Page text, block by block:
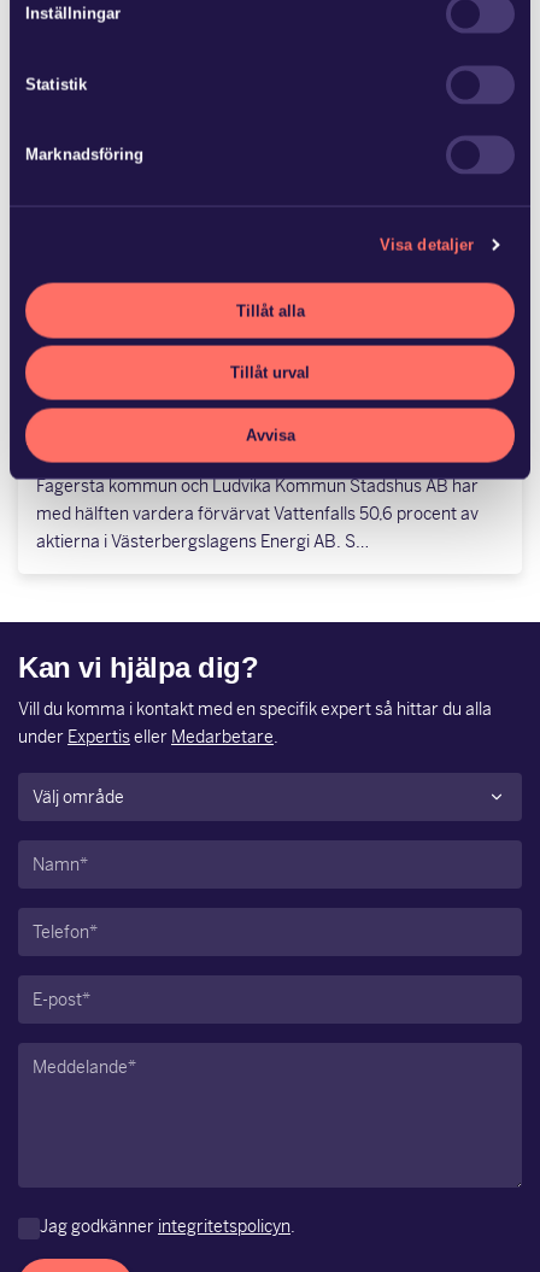
Inställningar
Statistik
Marknadsföring
Visa detaljer
Tillåt alla
Tillåt urval
Avvisa
JUN 25 2026
Advokatfirman Glimstedt har biträtt
ägarna till Baker Tilly…
Advokatfirman Glimstedt har biträtt ägarna till Baker Tilly
Norrköping AB vid försäljning av bolaget och dess
Advokatfirman Glimstedt har biträtt
Ludvika Kommun Stadshus…
Fagersta kommun och Ludvika Kommun Stadshus AB har
med hälften vardera förvärvat Vattenfalls 50,6 procent av
aktierna i Västerbergslagens Energi AB. S…
Kan vi hjälpa dig?
Vill du komma i kontakt med en specifik expert så hittar du alla
under Expertiseller Medarbetare.
Område(Obligatoriskt)
Namn(Obligatoriskt)
Telefon(Obligatoriskt)
E-
post(Obligatoriskt)
Meddelande(Obligatoriskt)
Jag godkänner integritetspolicyn.